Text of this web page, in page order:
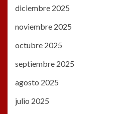
diciembre 2025
noviembre 2025
octubre 2025
septiembre 2025
agosto 2025
julio 2025